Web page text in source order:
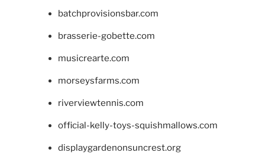
batchprovisionsbar.com
brasserie-gobette.com
musicrearte.com
morseysfarms.com
riverviewtennis.com
official-kelly-toys-squishmallows.com
displaygardenonsuncrest.org